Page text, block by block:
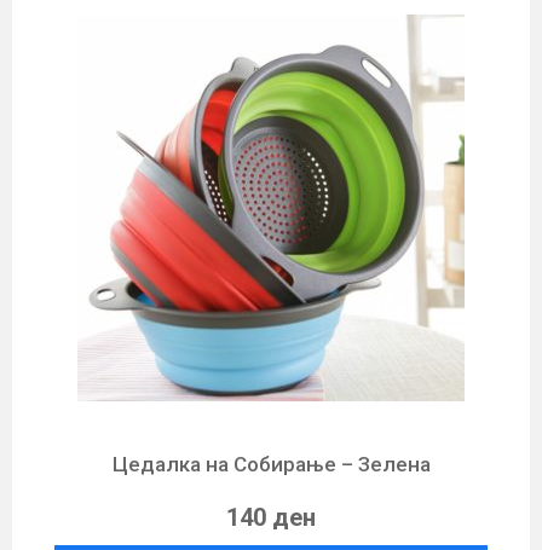
Цедалкa на Собирање – Зелена
140 ден